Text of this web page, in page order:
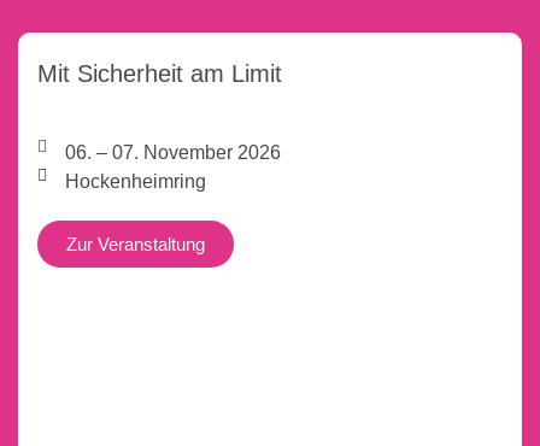
Mit Sicherheit am Limit
06. – 07. November 2026
Hockenheimring
Zur Veranstaltung